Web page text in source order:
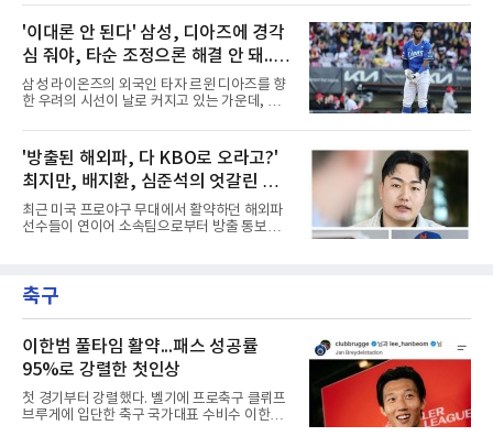
그를 지배했고, 와이스 역시 16승을 올리며 그에
못지않은 에이스급 투구로 팀
역부족이라는 지적이 현장 안팎에서 끊이지 않
고 제기되고 있다. 카라스코가 KBO리그 데뷔 무
대에서부터 7이닝을 완벽하게 틀어막으며 통산
112승 투수의 명성을 입증해 보이기는 했으나,
2연패에 대한 거센 압박을 견뎌내기에는 아직
채워야 할 조각들이 너무나도 많다는 분석이다.
염경엽 감독은 이러한 현실을 누구보다 뼈저리
시즌 후반기에 발생할 수 있는 변수들을 통제하
기 위해서는 단순한 베테랑의 합
'이대론 안 된다' 삼성, 디아즈에 경각
심 줘야, 타순 조정으론 해결 안 돼...벤
치 대기 등 채찍 들어야
삼성 라이온즈의 외국인 타자 르윈 디아즈를 향
한 우려의 시선이 날로 커지고 있는 가운데, 지
현실을 직시해야 할 때라는 목소리가 거세다. 그
동안 벤치는 디아즈의 이름값과 과거의 활약상
을 믿으며 지루한 기다림을 이어왔지만, 이제는
그러한 보수적이고 안일한 태도가 팀의 발목을
잡는 독으로 작용하고 있다는 지적이다.시즌 중
반을 넘어 종착지를 향해 달리는 시점에서 외국
인 타자의 부진은 단순한 개인의 슬럼프를 넘어
디아즈가 보여주는 경기 내용이 너무나 실망스
럽다. 승부처마다 터져 나
'방출된 해외파, 다 KBO로 오라고?'
최지만, 배지환, 심준석의 엇갈린 거
취와 현실
최근 미국 프로야구 무대에서 활약하던 해외파
선수들이 연이어 소속팀으로부터 방출 통보를
연 KBO리그로 유턴할 것인가'라는 뜨거운 화두
로 이어졌다. 일각에서는 당연하다는 듯 국내 복
선수가 마주한 현실과 향후 행보는 판이하게 갈
린다. 선수 개인의 확고한 소신과 야구계의 엄격
한 제도적 규정이 얽혀있기 때문이다.가장 먼저
국내 무대행을 확정 지은 인물은 베테랑 최지만
이다. 오랜 기간 메이저리그에서 산전수전을 겪
은 최지만은 해외파 복귀 규
축구
이한범 풀타임 활약...패스 성공률
95%로 강렬한 첫인상
첫 경기부터 강렬했다. 벨기에 프로축구 클뤼프
브루게에 입단한 축구 국가대표 수비수 이한범